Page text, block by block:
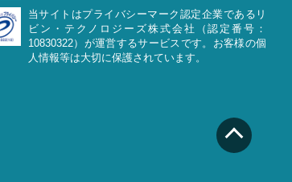
当サイトはプライバシーマーク認定企業であるリ
ビン・テクノロジーズ株式会社（認定番号：
10830322）が運営するサービスです。お客様の個
人情報等は大切に保護されています。